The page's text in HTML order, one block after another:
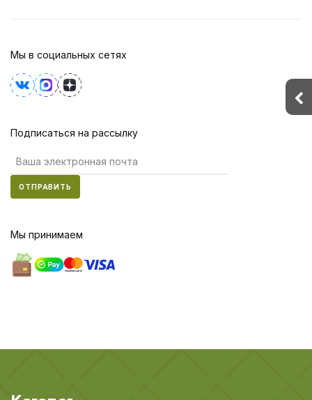
Мы в социальных сетях
Подписаться на рассылку
ОТПРАВИТЬ
Мы принимаем